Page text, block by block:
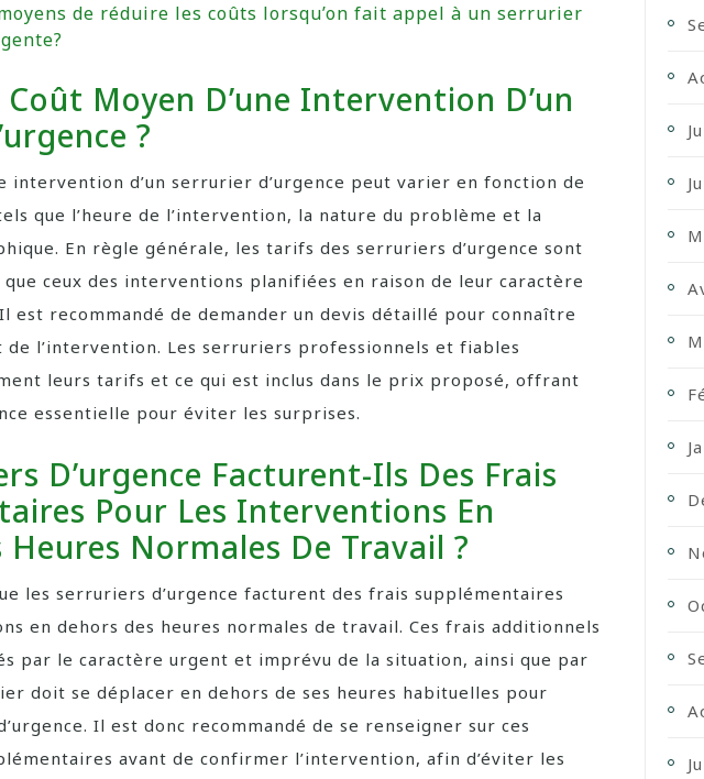
de réduire les coûts lorsqu’on fait appel à un serrurier
Moyen D’une Intervention D’un
?
intervention d’un serrurier d’urgence peut varier en fonction de
que l’heure de l’intervention, la nature du problème et la
En règle générale, les tarifs des serruriers d’urgence sont
que ceux des interventions planifiées en raison de leur caractère
est recommandé de demander un devis détaillé pour connaître
de l’intervention. Les serruriers professionnels et fiables
leurs tarifs et ce qui est inclus dans le prix proposé, offrant
essentielle pour éviter les surprises.
D’urgence Facturent-Ils Des Frais
Pour Les Interventions En
Heures Normales De Travail ?
les serruriers d’urgence facturent des frais supplémentaires
en dehors des heures normales de travail. Ces frais additionnels
par le caractère urgent et imprévu de la situation, ainsi que par
doit se déplacer en dehors de ses heures habituelles pour
Il est donc recommandé de se renseigner sur ces
avant de confirmer l’intervention, afin d’éviter les